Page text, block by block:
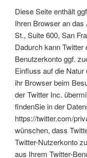
Diese Seite enthält
Ihren Browser an das
St., Suite 600, San
Dadurch kann
Benutzerkonto ggf.
Einfluss auf die
ihr Browser beim
der Twitter Inc.
findenSie in der
https://twitter.com/
wünschen, dass
Twitter-Nutzerkonto
aus Ihrem Twitter-